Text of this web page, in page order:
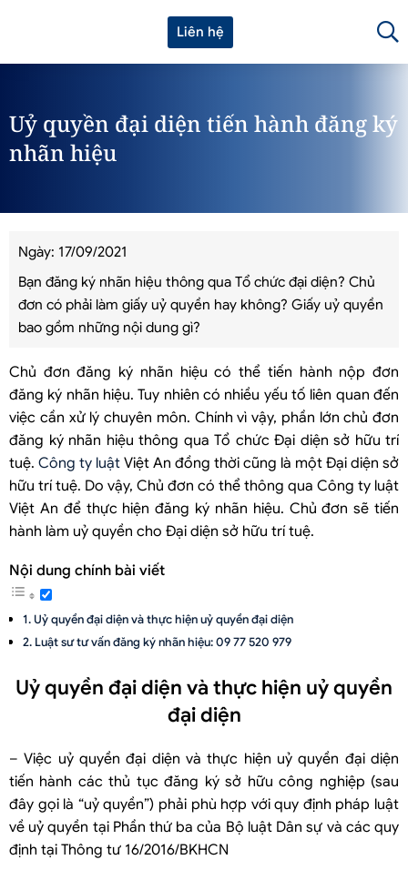
Liên hệ
Uỷ quyền đại diện tiến hành đăng ký
nhãn hiệu
Ngày: 17/09/2021
Bạn đăng ký nhãn hiệu thông qua Tổ chức đại diện? Chủ
đơn có phải làm giấy uỷ quyền hay không? Giấy uỷ quyền
bao gồm những nội dung gì?
Chủ đơn đăng ký nhãn hiệu có thể tiến hành nộp đơn
đăng ký nhãn hiệu. Tuy nhiên có nhiều yếu tố liên quan đến
việc cần xử lý chuyên môn. Chính vì vậy, phần lớn chủ đơn
đăng ký nhãn hiệu thông qua Tổ chức Đại diện sở hữu trí
tuệ. Công ty luật Việt An đồng thời cũng là một Đại diện sở
hữu trí tuệ. Do vậy, Chủ đơn có thể thông qua Công ty luật
Việt An để thực hiện đăng ký nhãn hiệu. Chủ đơn sẽ tiến
hành làm uỷ quyền cho Đại diện sở hữu trí tuệ.
Nội dung chính bài viết
Uỷ quyền đại diện và thực hiện uỷ quyền đại diện
Luật sư tư vấn đăng ký nhãn hiệu: 09 77 520 979
Uỷ quyền đại diện và thực hiện uỷ quyền
đại diện
– Việc uỷ quyền đại diện và thực hiện uỷ quyền đại diện
tiến hành các thủ tục đăng ký sở hữu công nghiệp (sau
đây gọi là “uỷ quyền”) phải phù hợp với quy định pháp luật
về uỷ quyền tại Phần thứ ba của Bộ luật Dân sự và các quy
định tại Thông tư 16/2016/BKHCN